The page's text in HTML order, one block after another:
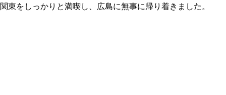
関東をしっかりと満喫し、広島に無事に帰り着きました。